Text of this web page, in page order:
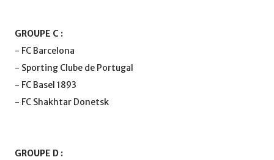
GROUPE C :
- FC Barcelona
- Sporting Clube de Portugal
- FC Basel 1893
- FC Shakhtar Donetsk
GROUPE D :